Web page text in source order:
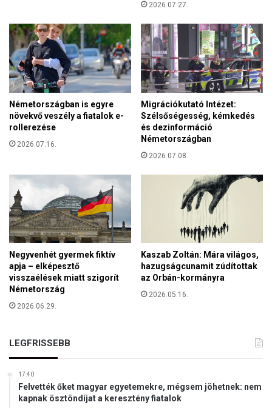
T
V
)
m
l
o
m
m
á
v
á
l
o
t
t
.
.
2026.07.27.
Németországban is egyre
növekvő veszély a fiatalok e-
rollerezése
2026.07.16.
Migrációkutató Intézet:
Szélsőségesség, kémkedés
és dezinformáció
Németországban
2026.07.08.
Negyvenhét gyermek fiktív
apja – elképesztő
visszaélések miatt szigorít
Németország
2026.06.29.
Kaszab Zoltán: Mára világos,
hazugságcunamit zúdítottak
az Orbán-kormányra
2026.05.16.
LEGFRISSEBB
17:40
Felvették őket magyar egyetemekre, mégsem jöhetnek: nem
kapnak ösztöndíjat a keresztény fiatalok